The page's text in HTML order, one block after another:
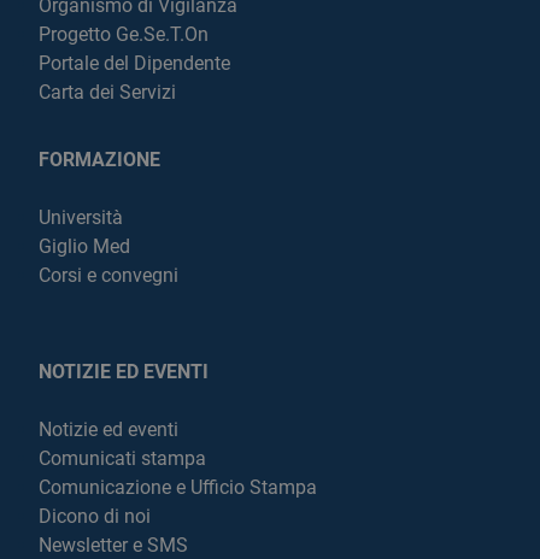
Organismo di Vigilanza
Progetto Ge.Se.T.On
Portale del Dipendente
Carta dei Servizi
FORMAZIONE
Università
Giglio Med
Corsi e convegni
NOTIZIE ED EVENTI
Notizie ed eventi
Comunicati stampa
Comunicazione e Ufficio Stampa
Dicono di noi
Newsletter e SMS